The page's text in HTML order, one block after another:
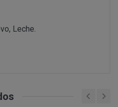
Leche.
o de terceros.
poner a disposición de,
el tratamiento de sus datos
de no existencias.
de la totalidad o parte